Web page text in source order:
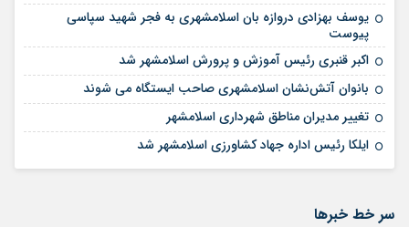
یوسف بهزادی دروازه بان اسلامشهری به فجر شهید سپاسی
پیوست
اکبر قنبری رئیس آموزش و پرورش اسلامشهر شد
بانوان آتش‌نشان اسلامشهری صاحب ایستگاه می شوند
تغییر مدیران مناطق شهرداری اسلامشهر
ایلکا رئیس اداره جهاد کشاورزی اسلامشهر شد
سر خط خبرها